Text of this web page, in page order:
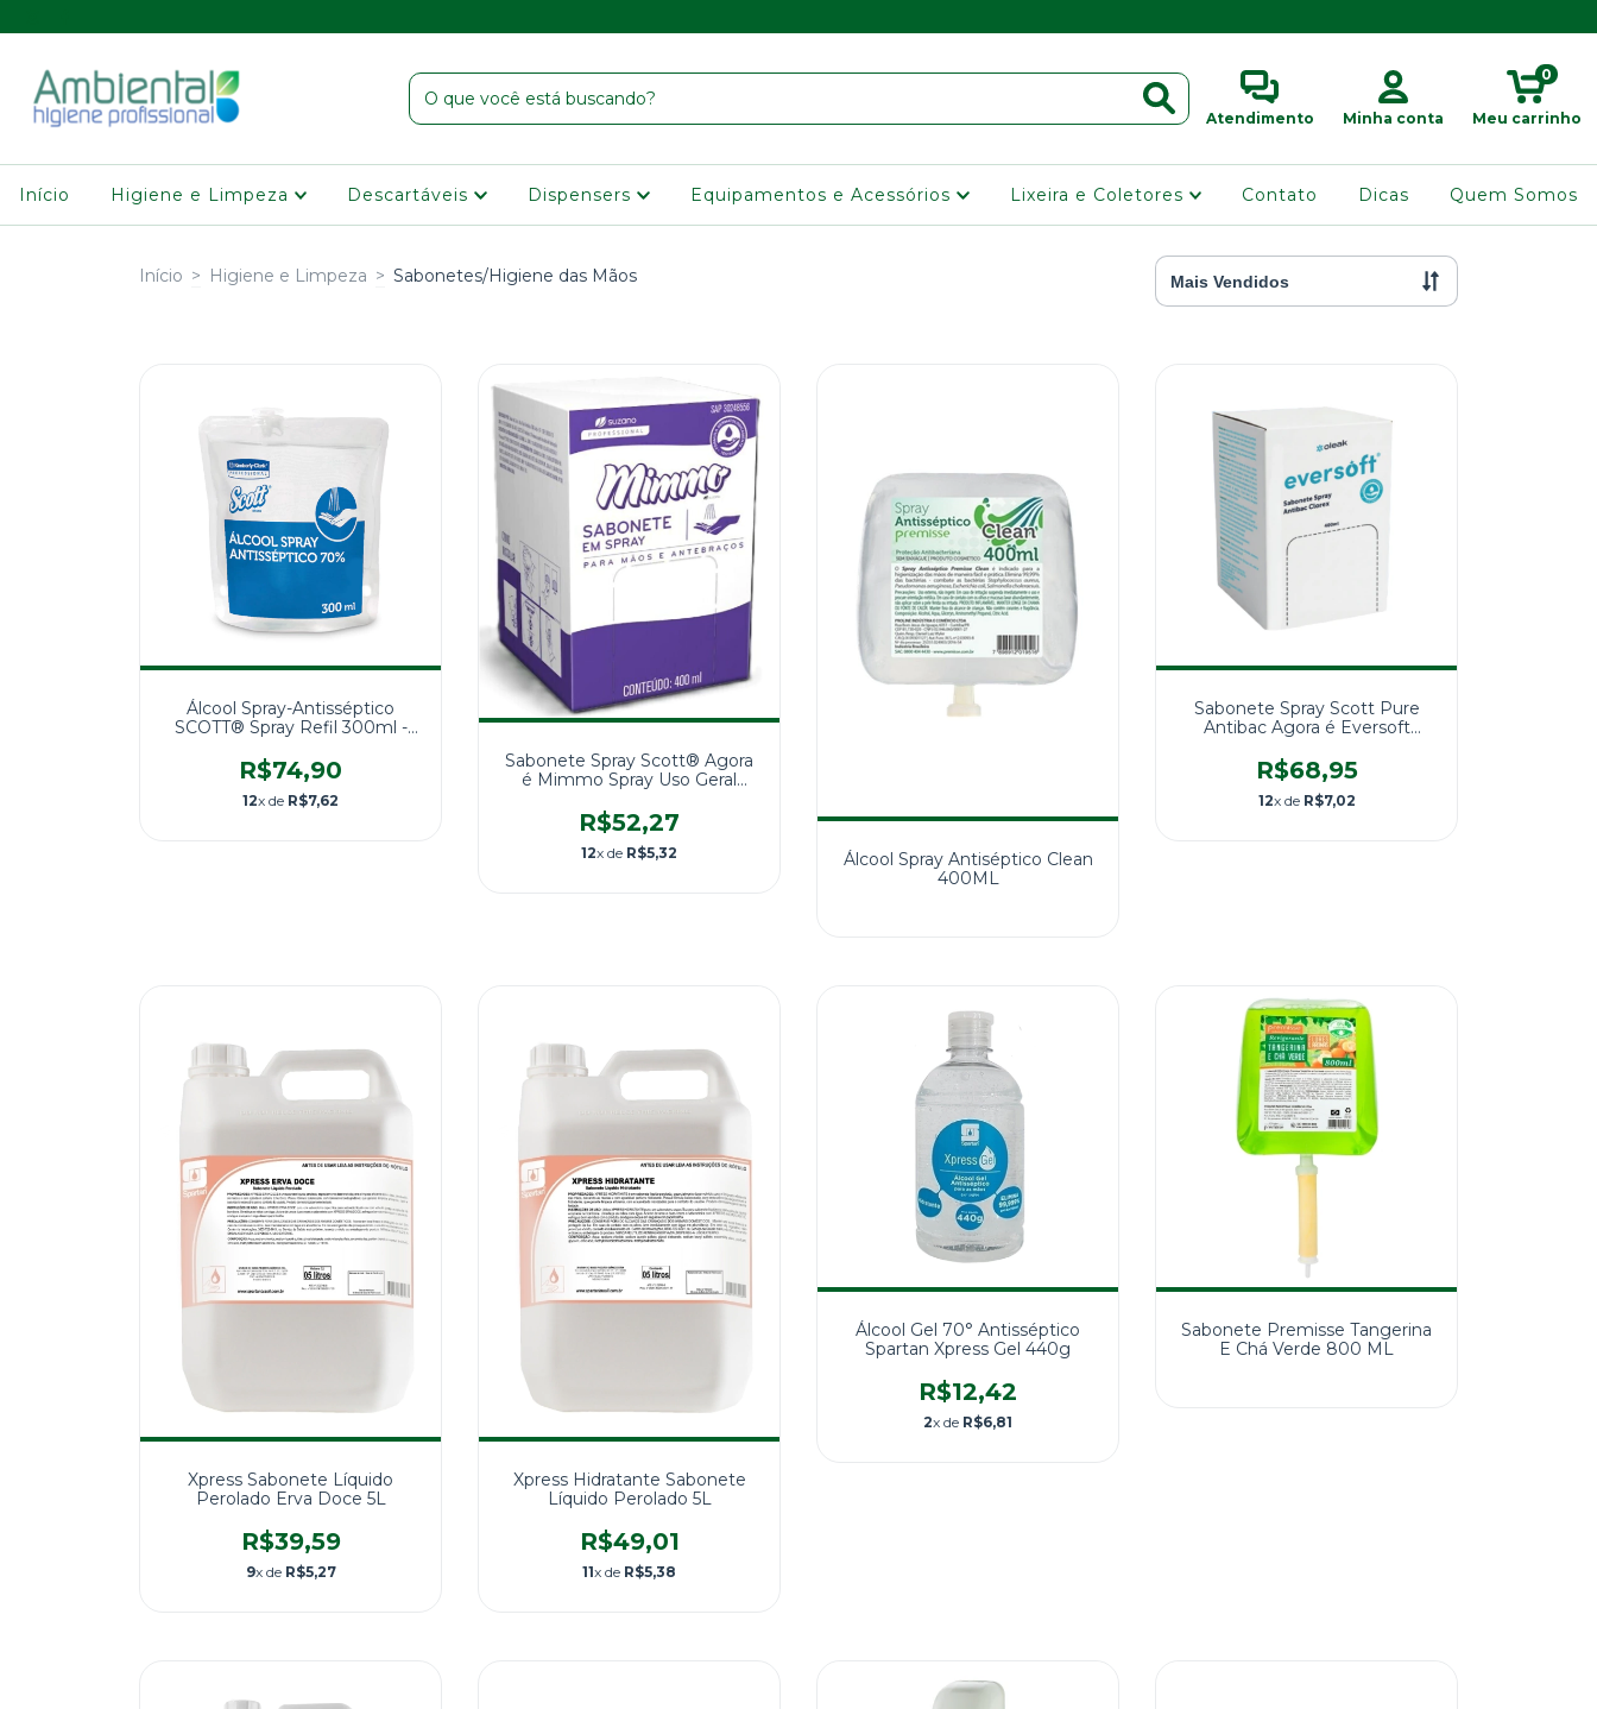
Atendimento Minha conta Meu carrinho
0
Início Higiene e Limpeza Descartáveis Dispensers Equipamentos e Acessórios Lixeira e Coletores Contato Dicas Quem Somos
Início > Higiene e Limpeza > Sabonetes/Higiene das Mãos
Álcool Spray-Antisséptico
SCOTT® Spray Refil 300ml -
R$74,90
12x de R$7,62
Sabonete Spray Scott® Agora
é Mimmo Spray Uso Geral
R$52,27
12x de R$5,32
Álcool Spray Antiséptico Clean
400ML
Sabonete Spray Scott Pure
Antibac Agora é Eversoft
R$68,95
12x de R$7,02
Xpress Sabonete Líquido
Perolado Erva Doce 5L
R$39,59
9x de R$5,27
Xpress Hidratante Sabonete
Líquido Perolado 5L
R$49,01
11x de R$5,38
Álcool Gel 70° Antisséptico
Spartan Xpress Gel 440g
R$12,42
2x de R$6,81
Sabonete Premisse Tangerina
E Chá Verde 800 ML